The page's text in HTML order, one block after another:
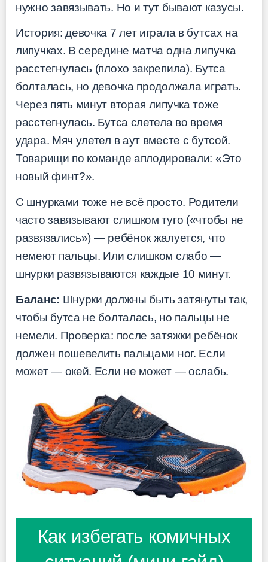
нужно завязывать. Но и тут бывают казусы.
История: девочка 7 лет играла в бутсах на
липучках. В середине матча одна липучка
расстегнулась (плохо закрепила). Бутса
болталась, но девочка продолжала играть.
Через пять минут вторая липучка тоже
расстегнулась. Бутса слетела во время
удара. Мяч улетел в аут вместе с бутсой.
Товарищи по команде аплодировали: «Это
новый финт?».
С шнурками тоже не всё просто. Родители
часто завязывают слишком туго («чтобы не
развязались») — ребёнок жалуется, что
немеют пальцы. Или слишком слабо —
шнурки развязываются каждые 10 минут.
Баланс: Шнурки должны быть затянуты так,
чтобы бутса не болталась, но пальцы не
немели. Проверка: после затяжки ребёнок
должен пошевелить пальцами ног. Если
может — окей. Если не может — ослабь.
Как избегать комичных